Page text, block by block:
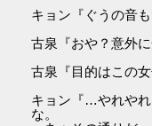
キョン『ぐうの音
古泉『おや？意外
古泉『目的はこの
キョン『…やれやれ
な。